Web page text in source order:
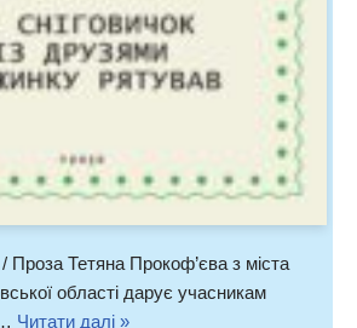
/ Проза Тетяна Прокоф’єва з міста
області дарує учасникам
Читати далі »